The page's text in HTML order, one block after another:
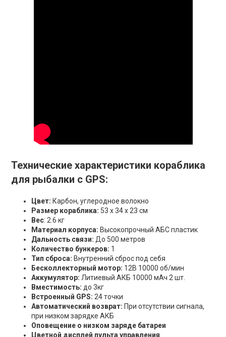
Технические характеристики кораблика
для рыбалки с GPS:
Цвет: Карбон, углеродное волокно
Размер кораблика: 53 x 34 x 23 см
Вес: 2.6 кг
Материал корпуса: Высокопрочный АБС пластик
Дальность связи: До 500 метров
Количество бункеров: 1
Тип сброса: Внутренний сброс под себя
Бесколлекторный мотор: 12В 10000 об/мин
Аккумулятор: Литиевый АКБ 10000 мАч 2 шт.
Вместимость: до 3кг
Встроенный GPS: 24 точки
Автоматический возврат: При отсутствии сигнала,
при низком зарядке АКБ
Оповещение о низком заряде батареи
Цветной дисплей пульта управления